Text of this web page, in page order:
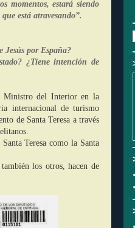
momentos, estará siendo
está atravesando”.
Jesús por España?
¿Tiene intención de
Ministro del Interior en la
internacional de turismo
de Santa Teresa a través
Teresa como la Santa
los otros, hacen de